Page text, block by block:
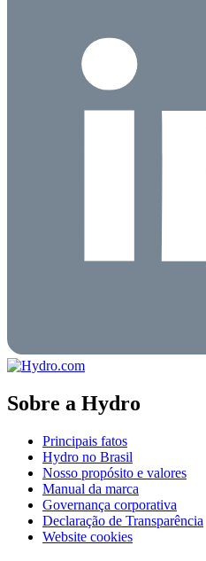
Sobre a Hydro
Principais fatos
Hydro no Brasil
Nosso propósito e valores
Manual da marca
Governança corporativa
Declaração de Transparência
Website cookies